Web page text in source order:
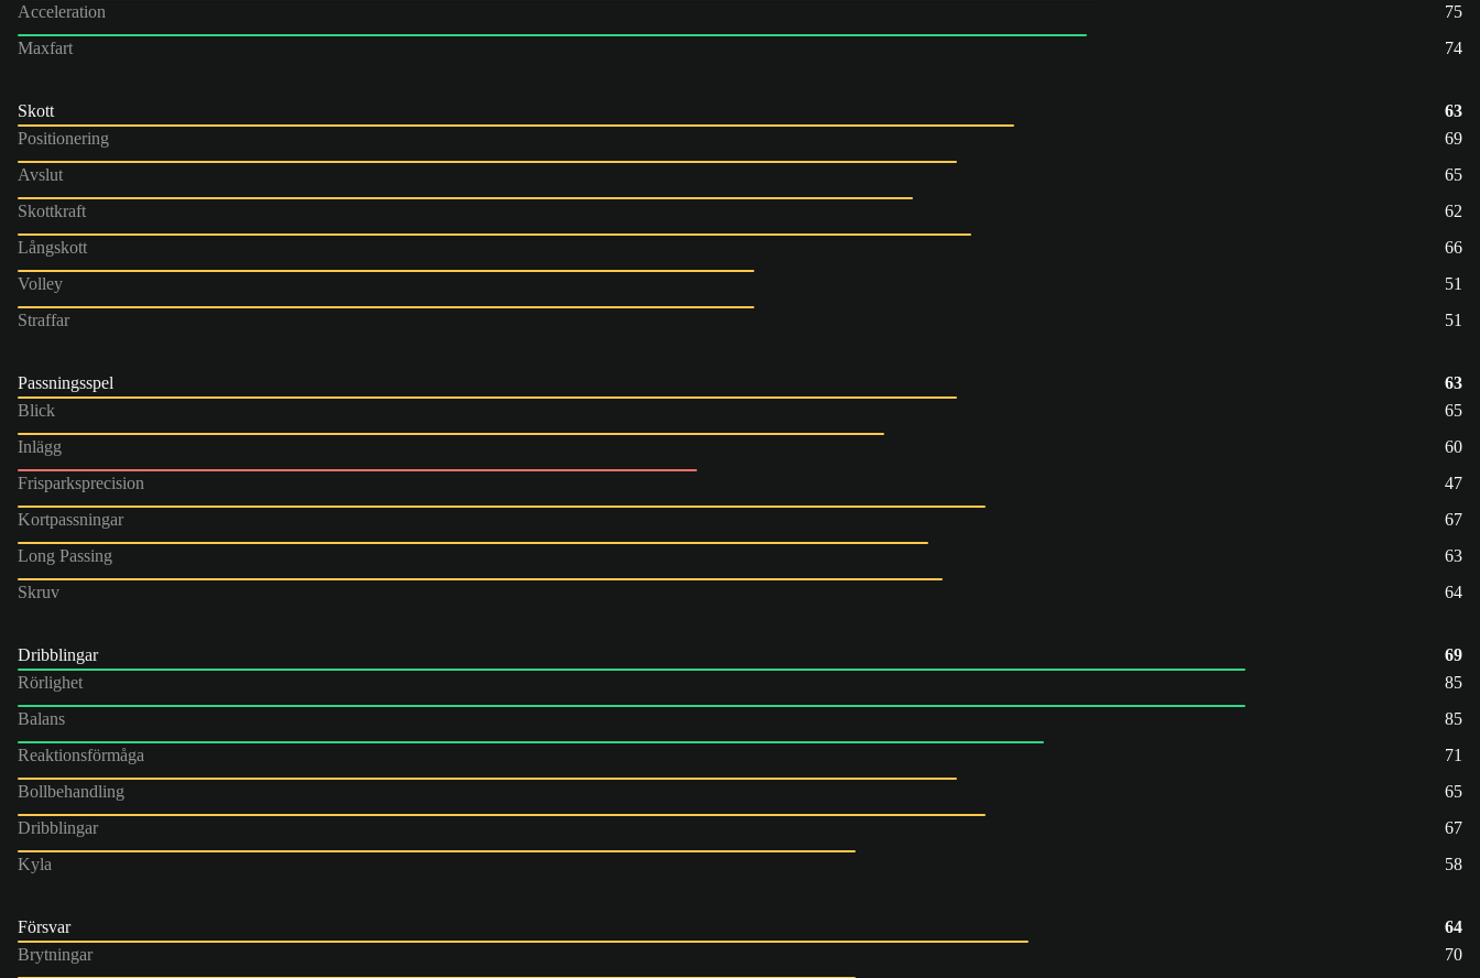
Acceleration
75
Maxfart
74
Skott
63
Positionering
69
Avslut
65
Skottkraft
62
Långskott
66
Volley
51
Straffar
51
Passningsspel
63
Blick
65
Inlägg
60
Frisparksprecision
47
Kortpassningar
67
Long Passing
63
Skruv
64
Dribblingar
69
Rörlighet
85
Balans
85
Reaktionsförmåga
71
Bollbehandling
65
Dribblingar
67
Kyla
58
Försvar
64
Brytningar
70